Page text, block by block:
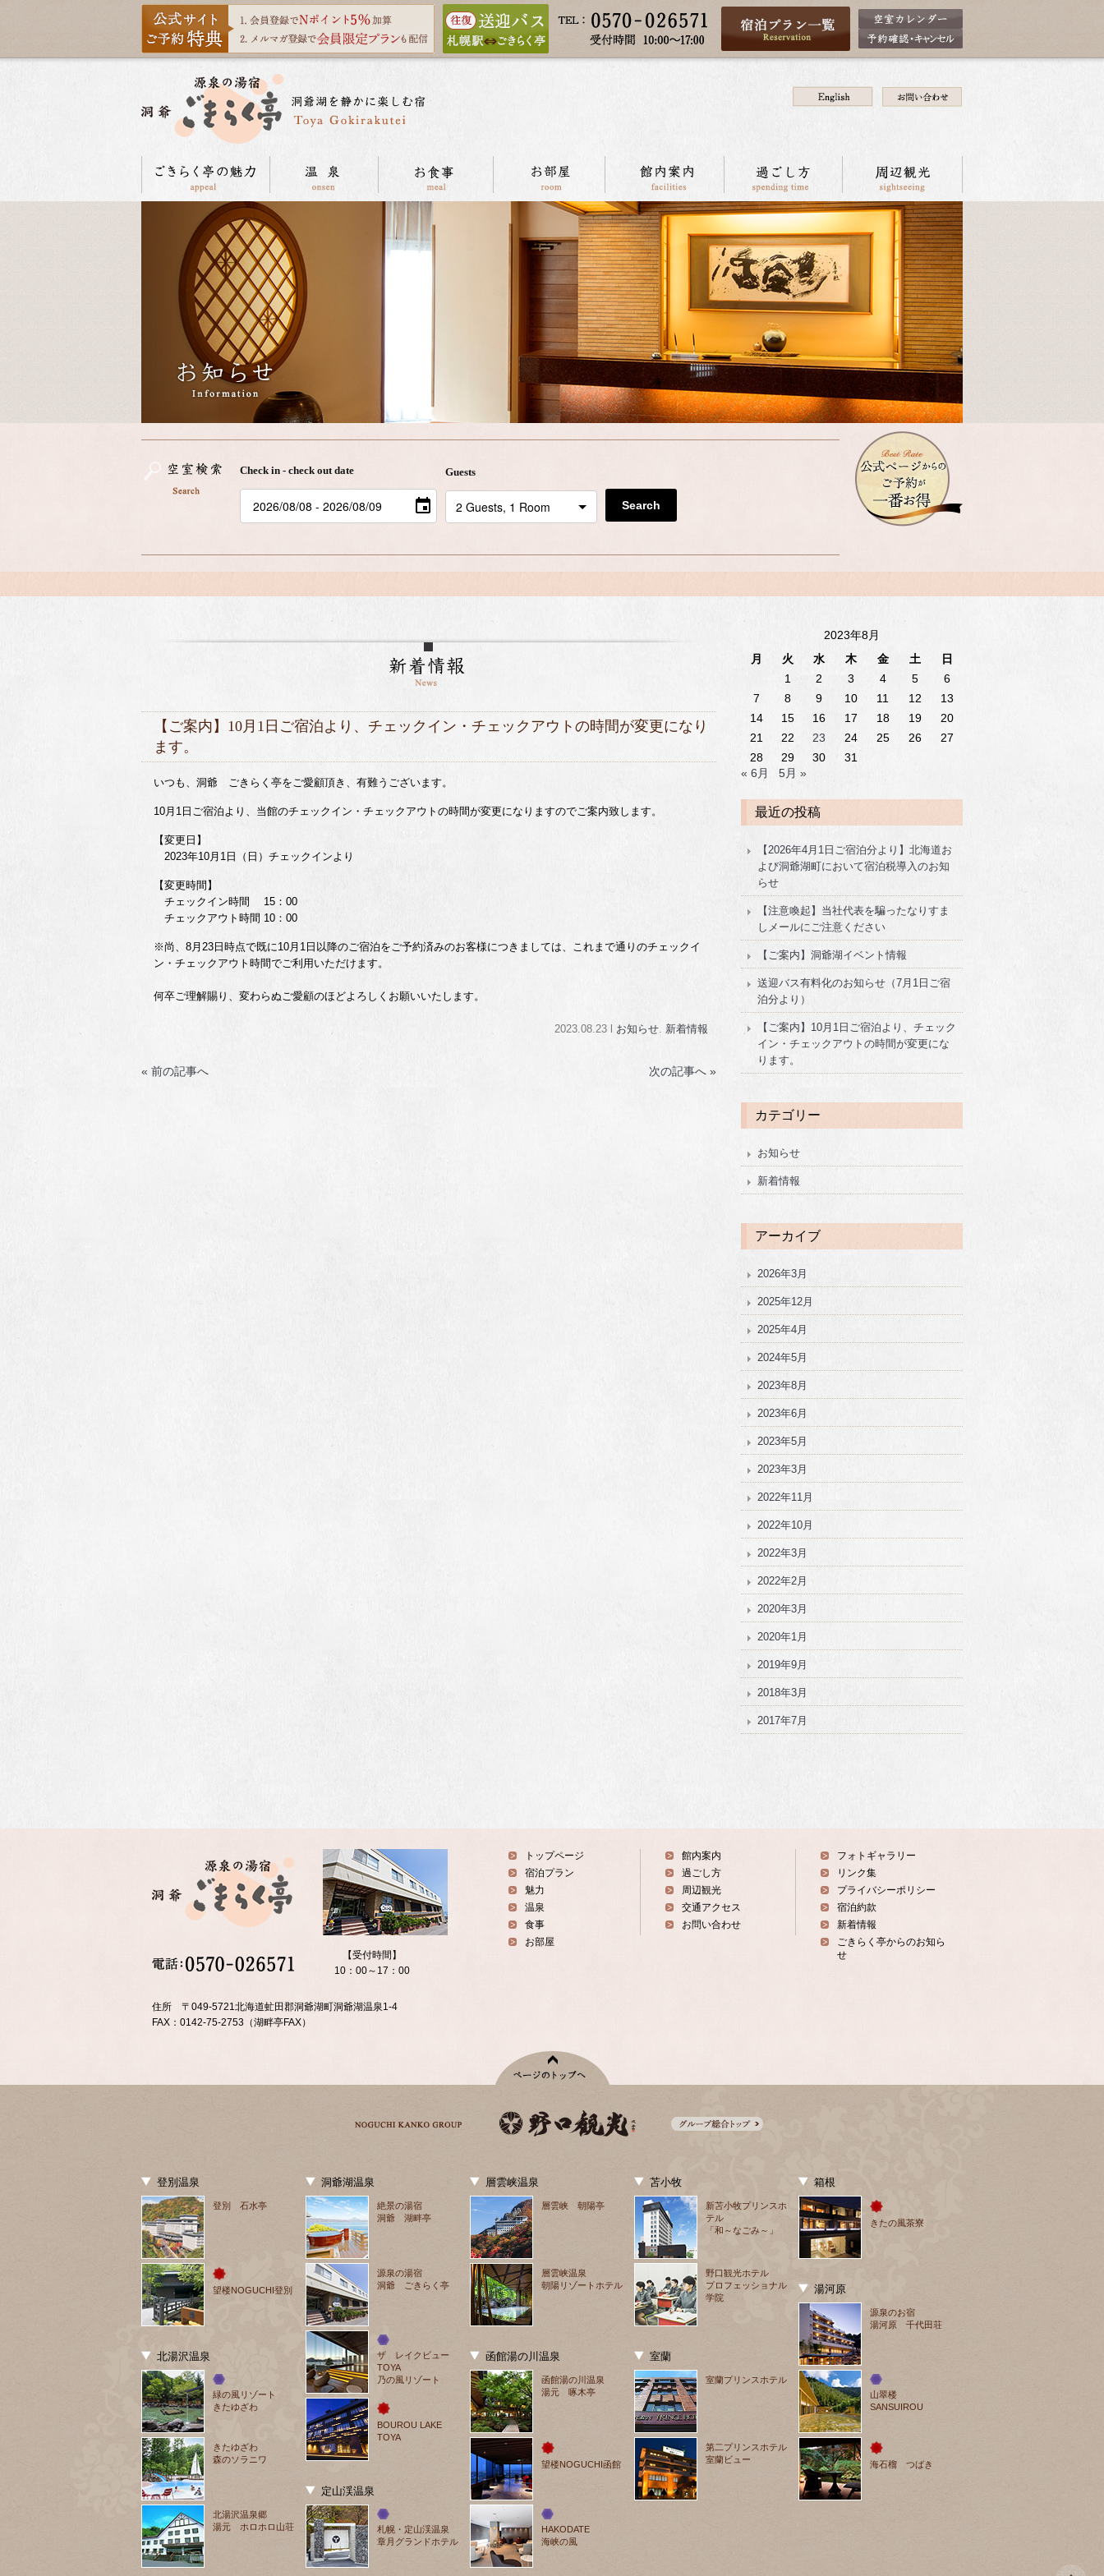
Check in - check out date Guests
Search
【ご案内】10月1日ご宿泊より、チェックイン・チェックアウトの時間が変更になり
ます。
いつも、洞爺 ごきらく亭をご愛顧頂き、有難うございます。
10月1日ご宿泊より、当館のチェックイン・チェックアウトの時間が変更になりますのでご案内致します。
【変更日】
2023年10月1日（日）チェックインより
【変更時間】
チェックイン時間 15：00
チェックアウト時間 10：00
※尚、8月23日時点で既に10月1日以降のご宿泊をご予約済みのお客様につきましては、これまで通りのチェックイ
ン・チェックアウト時間でご利用いただけます。
何卒ご理解賜り、変わらぬご愛顧のほどよろしくお願いいたします。
2023.08.23 l お知らせ. 新着情報
« 前の記事へ 次の記事へ »
2023年8月
月
火 水 木 金 土
日
1
2 3 4 5
6
7
8 9 10 11 12
13
14
15 16 17 18 19
20
21
22 23 24 25 26
27
28
29 30
31
« 6月
5月 »
最近の投稿
【2026年4月1日ご宿泊分より】北海道お
よび洞爺湖町において宿泊税導入のお知
らせ
【注意喚起】当社代表を騙ったなりすま
しメールにご注意ください
【ご案内】洞爺湖イベント情報
送迎バス有料化のお知らせ（7月1日ご宿
泊分より）
【ご案内】10月1日ご宿泊より、チェック
イン・チェックアウトの時間が変更にな
ります。
カテゴリー
お知らせ
新着情報
アーカイブ
2026年3月
2025年12月
2025年4月
2024年5月
2023年8月
2023年6月
2023年5月
2023年3月
2022年11月
2022年10月
2022年3月
2022年2月
2020年3月
2020年1月
2019年9月
2018年3月
2017年7月
【受付時間】
10：00～17：00
住所 〒049-5721北海道虻田郡洞爺湖町洞爺湖温泉1-4
FAX：0142-75-2753（湖畔亭FAX）
トップページ
宿泊プラン
魅力
温泉
食事
お部屋
館内案内
過ごし方
周辺観光
交通アクセス
お問い合わせ
フォトギャラリー
リンク集
プライバシーポリシー
宿泊約款
新着情報
ごきらく亭からのお知ら
せ
登別温泉
登別 石水亭
望楼NOGUCHI登別
北湯沢温泉
緑の風リゾート
きたゆざわ
きたゆざわ
森のソラニワ
北湯沢温泉郷
湯元 ホロホロ山荘
洞爺湖温泉
絶景の湯宿
洞爺 湖畔亭
源泉の湯宿
洞爺 ごきらく亭
ザ　レイクビュー
TOYA
乃の風リゾート
BOUROU LAKE
TOYA
定山渓温泉
札幌・定山渓温泉
章月グランドホテル
層雲峡温泉
層雲峡 朝陽亭
層雲峡温泉
朝陽リゾートホテル
函館湯の川温泉
函館湯の川温泉
湯元 啄木亭
望楼NOGUCHI函館
HAKODATE
海峡の風
苫小牧
新苫小牧プリンスホ
テル
「和～なごみ～」
野口観光ホテル
プロフェッショナル
学院
室蘭
室蘭プリンスホテル
第二プリンスホテル
室蘭ビュー
箱根
きたの風茶寮
湯河原
源泉のお宿
湯河原 千代田荘
山翠楼
SANSUIROU
海石榴 つばき